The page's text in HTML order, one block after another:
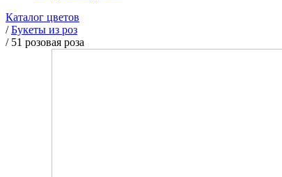
Каталог цветов
/Букеты из роз
/ 51 розовая роза